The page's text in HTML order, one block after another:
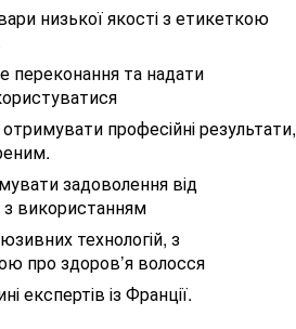
низької якості з етикеткою
переконання та надати
професійні результати,
задоволення від
з використанням
технологій, з
про здоров’я волосся
експертів із Франції.